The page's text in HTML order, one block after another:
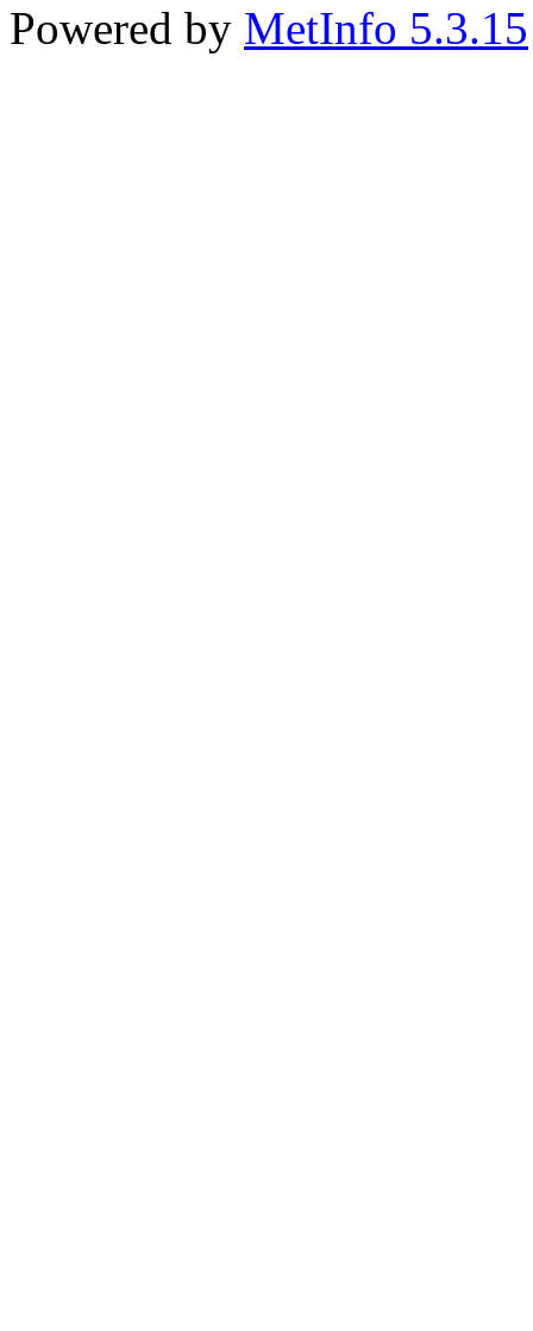
Powered by MetInfo 5.3.15